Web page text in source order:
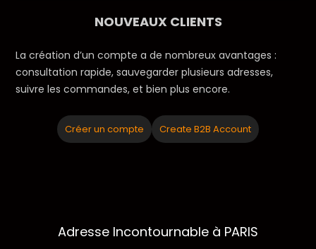
NOUVEAUX CLIENTS
La création d’un compte a de nombreux avantages :
consultation rapide, sauvegarder plusieurs adresses,
suivre les commandes, et bien plus encore.
Créer un compte Create B2B Account
Adresse Incontournable à PARIS